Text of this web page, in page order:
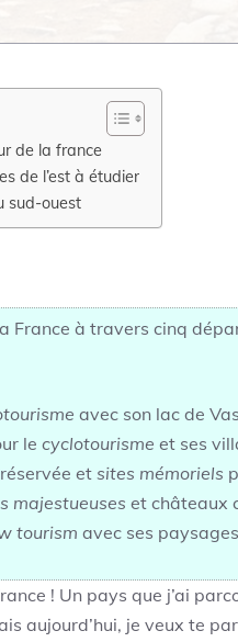
de la france
de l’est à étudier
sud-ouest
France à travers cinq
avec son lac de
le cyclotourisme et ses
et sites mémoriels
majestueuses et châteaux
tourism avec ses
! Un pays que j’ai
aujourd’hui, je veux te